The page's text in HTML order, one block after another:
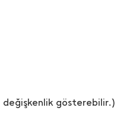
değişkenlik gösterebilir.)